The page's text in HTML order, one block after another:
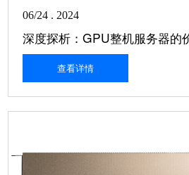
06/24 . 2024
深度探析：GPU整机服务器的
查看详情